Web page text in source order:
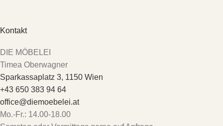
Kontakt
DIE MÖBELEI
Timea Oberwagner
Sparkassaplatz 3, 1150 Wien
+43 650 383 94 64
office@diemoebelei.at
Mo.-Fr.: 14.00-18.00